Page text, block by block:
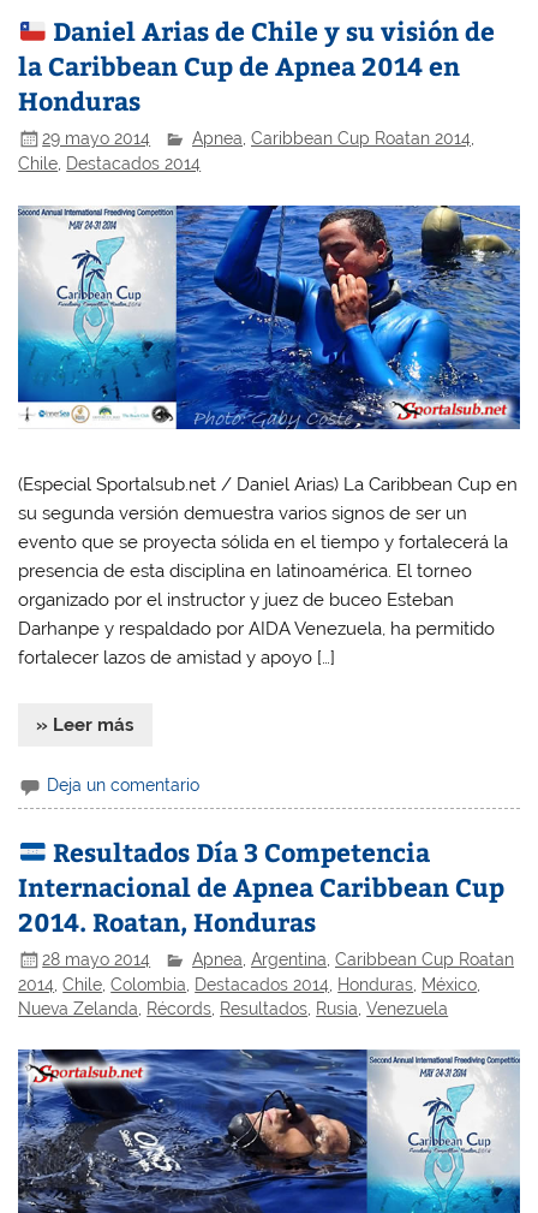
Daniel Arias de Chile y su visión de
la Caribbean Cup de Apnea 2014 en
Honduras
29 mayo 2014 Apnea ,Caribbean Cup Roatan 2014
Chile, Destacados 2014
(Especial Sportalsub.net / Daniel Arias) La Caribbean Cup en
su segunda versión demuestra varios signos de ser un
evento que se proyecta sólida en el tiempo y fortalecerá la
presencia de esta disciplina en latinoamérica. El torneo
organizado por el instructor y juez de buceo Esteban
Darhanpe y respaldado por AIDA Venezuela, ha permitido
fortalecer lazos de amistad y apoyo […]
» Leer más
Deja un comentario
Resultados Día 3 Competencia
Internacional de Apnea Caribbean Cup
2014. Roatan, Honduras
28 mayo 2014 Apnea ,Argentina ,Caribbean Cup Roatan
2014 ,Chile ,Colombia Destacados 2014 Honduras México
Nueva Zelanda
Récords Resultados Rusia ,Venezuela